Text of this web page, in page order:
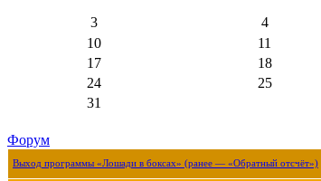
3
4
10
11
17
18
24
25
31
Форум
Выход программы «Лошади в боксах» (ранее — «Обратный отсчёт»)